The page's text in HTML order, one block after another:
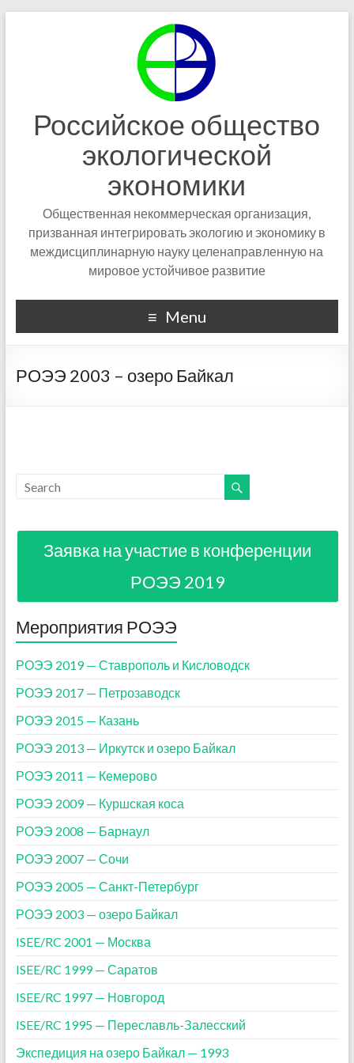
Российское общество
экологической
экономики
Общественная некоммерческая организация,
призванная интегрировать экологию и экономику в
междисциплинарную науку целенаправленную на
мировое устойчивое развитие
Menu
РОЭЭ 2003 – озеро Байкал
Заявка на участие в конференции
РОЭЭ 2019
Мероприятия РОЭЭ
РОЭЭ 2019 — Ставрополь и Кисловодск
РОЭЭ 2017 — Петрозаводск
РОЭЭ 2015 — Казань
РОЭЭ 2013 — Иркутск и озеро Байкал
РОЭЭ 2011 — Кемерово
РОЭЭ 2009 — Куршская коса
РОЭЭ 2008 — Барнаул
РОЭЭ 2007 — Сочи
РОЭЭ 2005 — Санкт-Петербург
РОЭЭ 2003 — озеро Байкал
ISEE/RC 2001 — Москва
ISEE/RC 1999 — Саратов
ISEE/RC 1997 — Новгород
ISEE/RC 1995 — Переславль-Залесский
Экспедиция на озеро Байкал — 1993